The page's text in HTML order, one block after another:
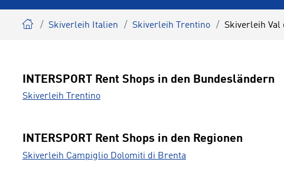
Skiverleih Italien Skiverleih Trentino Skiverleih Val
INTERSPORT Rent Shops in den Bundesländern
Skiverleih Trentino
INTERSPORT Rent Shops in den Regionen
Skiverleih Campiglio Dolomiti di Brenta